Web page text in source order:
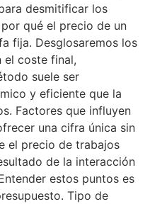
desmitificar los
qué el precio de un
fija. Desglosaremos los
el coste final,
suele ser
y eficiente que la
Factores que influyen
una cifra única sin
el precio de trabajos
de la interacción
estos puntos es
Tipo de